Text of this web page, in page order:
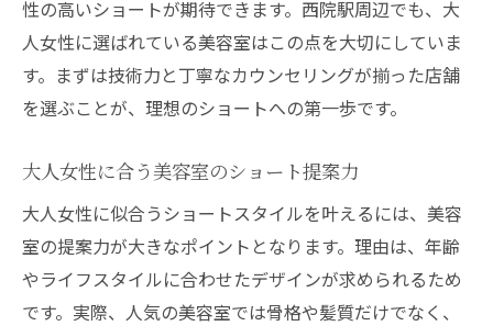
性の高いショートが期待できます。西院駅周辺でも、大
人女性に選ばれている美容室はこの点を大切にしていま
す。まずは技術力と丁寧なカウンセリングが揃った店舗
を選ぶことが、理想のショートへの第一歩です。
大人女性に合う美容室のショート提案力
大人女性に似合うショートスタイルを叶えるには、美容
室の提案力が大きなポイントとなります。理由は、年齢
やライフスタイルに合わせたデザインが求められるため
です。実際、人気の美容室では骨格や髪質だけでなく、